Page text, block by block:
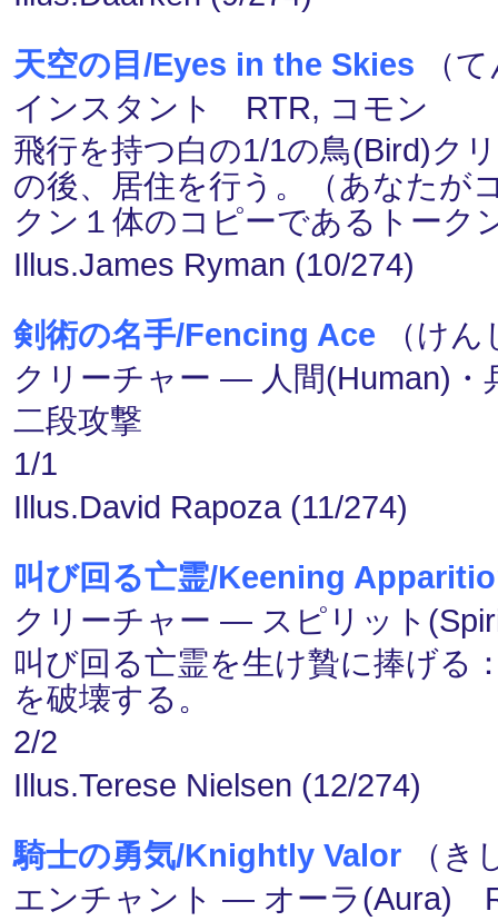
天空の目/Eyes in the Skies （
インスタント RTR, コモン
飛行を持つ白の1/1の鳥(Bird)ク
の後、居住を行う。（あなたが
クン１体のコピーであるトーク
Illus.James Ryman (10/274)
剣術の名手/Fencing Ace （け
クリーチャー ― 人間(Human)
二段攻撃
1/1
Illus.David Rapoza (11/274)
叫び回る亡霊/Keening
クリーチャー ― スピリット
叫び回る亡霊を生け贄に捧げる
を破壊する。
2/2
Illus.Terese Nielsen (12/274)
騎士の勇気/Knightly Valor （き
エンチャント ― オーラ(Aura)